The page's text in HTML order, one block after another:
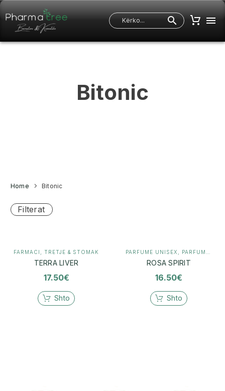
Bitonic
Home Bitonic
Filterat
FARMACI TRETJE & STOMAK
TERRA LIVER
17.50€
Shto
PARFUME UNISEX PARFUMERI
ROSA SPIRIT
16.50€
Shto